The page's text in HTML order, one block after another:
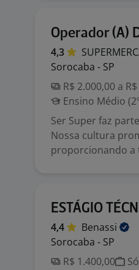
Operador (A)
4,3
Sorocaba - SP
R$ 2.000,00 a
Ensino Médio
Ser Super faz
Nossa cultura
proporcionando a
ESTÁGIO
4,4
Benassi
Sorocaba - SP
R$ 1.400,00